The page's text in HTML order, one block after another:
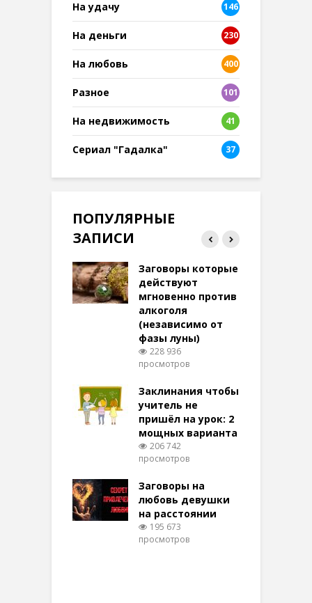
На удачу 146
На деньги 230
На любовь 400
Разное
101
8
На недвижимость 41
Сериал "Гадалка" 37
ПОПУЛЯРНЫЕ
ЗАПИСИ
Заговоры которые
действуют
мгновенно против
алкоголя
(независимо от
фазы луны)
228 936
просмотров
Заклинания чтобы
учитель не
пришёл на урок: 2
мощных варианта
206 742
просмотров
Заговоры на
любовь девушки
на расстоянии
195 673
просмотров